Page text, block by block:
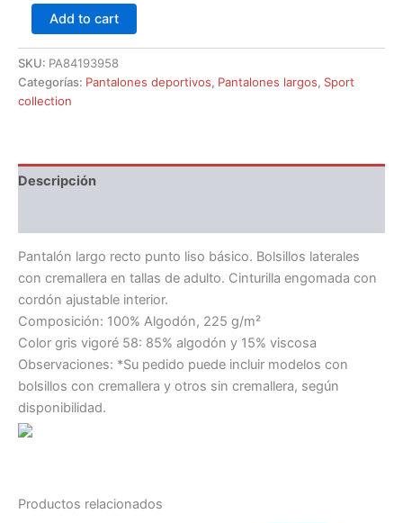
Add to cart
SKU: PA84193958
Categorías: Pantalones deportivos, Pantalones largos, Sport
collection
Descripción
Pantalón largo recto punto liso básico. Bolsillos laterales
con cremallera en tallas de adulto. Cinturilla engomada con
cordón ajustable interior.
Composición: 100% Algodón, 225 g/m²
Color gris vigoré 58: 85% algodón y 15% viscosa
Observaciones: *Su pedido puede incluir modelos con
bolsillos con cremallera y otros sin cremallera, según
disponibilidad.
Productos relacionados